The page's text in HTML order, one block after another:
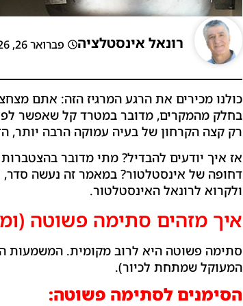
רונאל אינסטלציה פברואר 26, 2026
כולנו מכירים את הרגע המרגיז הזה: אתם
בחלק מהמקרים, מדובר במטרד קל שאפשר
רק קצה הקרחון של בעיה עמוקה הרבה יותר,
אז איך יודעים להבדיל? מתי מדובר
דחופה של אינסטלטור? במאמר זה נעשה סדר,
ולקרוא לרונאל האינסטלטור.
איך מזהים סתימה פשוטה
סתימה פשוטה היא לרוב מקומית. המשמעות
המעוקל שמתחת לכיור).
הסימנים לסתימה פשוטה: